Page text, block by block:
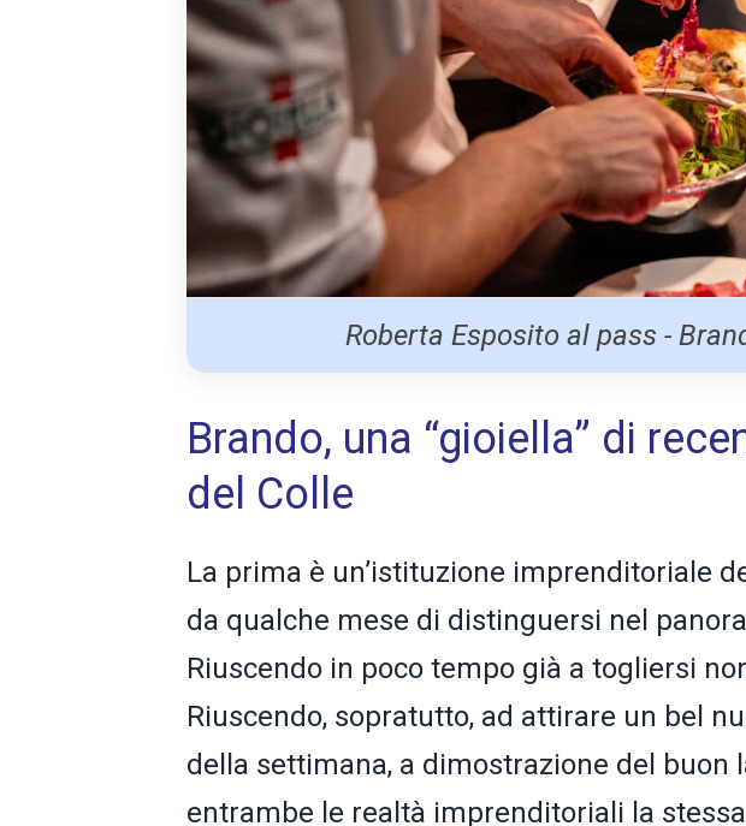
Roberta Esposito al pass -
Brando, una “gioiella” di
del Colle
La prima è un’istituzione imprenditoriale
da qualche mese di distinguersi nel
Riuscendo in poco tempo già a togliersi
Riuscendo, sopratutto, ad attirare un bel
della settimana, a dimostrazione del buon
entrambe le realtà imprenditoriali la